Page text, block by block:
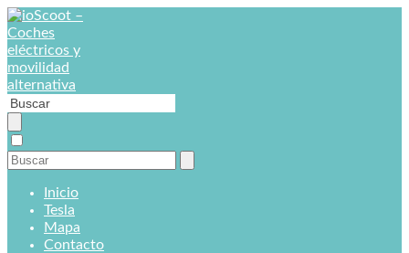
Inicio
Tesla
Mapa
Contacto